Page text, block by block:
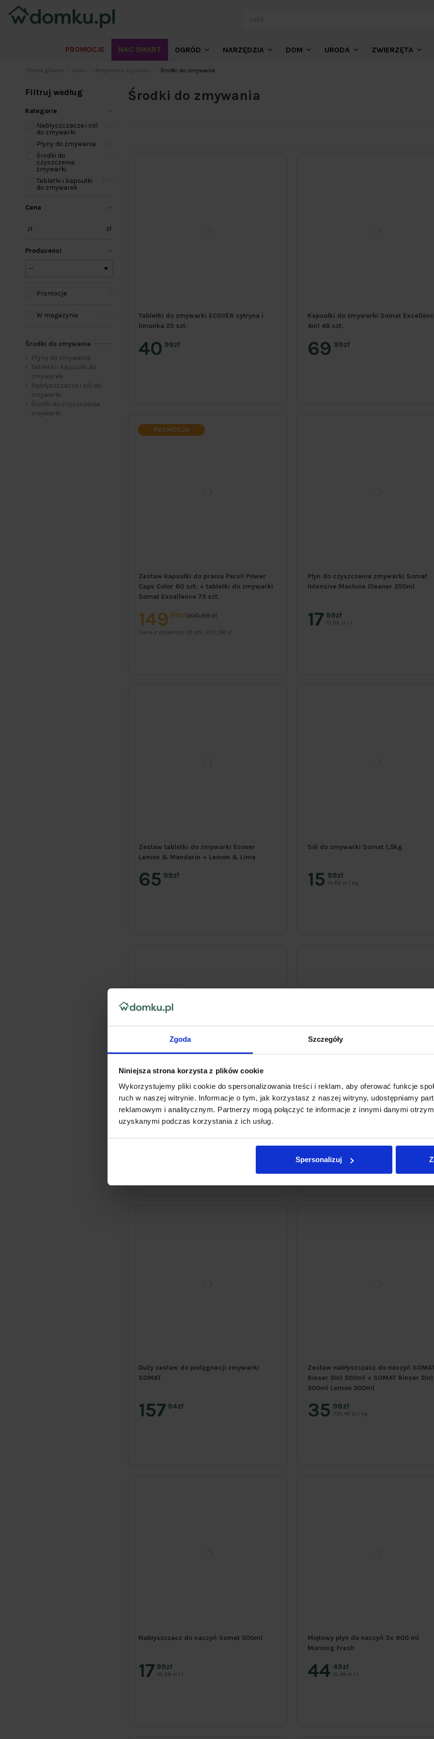
Zgoda Szczegóły
Niniejsza strona korzysta z plików cookie
Wykorzystujemy pliki cookie do spersonalizowania treści i reklam, aby oferować funkcje
ruch w naszej witrynie. Informacje o tym, jak korzystasz z naszej witryny, udostępniamy
reklamowym i analitycznym. Partnerzy mogą połączyć te informacje z innymi danymi
uzyskanymi podczas korzystania z ich usług.
Spersonalizuj
PROMOCJE NAC SMART OGRÓD NARZĘDZIA DOM URODA ZWIERZĘTA
Strona główna Dom Utrzymanie czystości Środki do zmywania
Środki do zmywania
Tabletki do zmywarki ECOVER cytryna i
limonka 25 szt.
40 99zł
Kapsułki do zmywarki Somat
4in1 48 szt.
69 99zł
PROMOCJA
Zestaw kapsułki do prania Persil Power
Caps Color 60 szt. + tabletki do zmywarki
Somat Excellence 75 szt.
149 99zł200,98 zł
Cena z ostatnich 30 dni: 200,98 zł
Płyn do czyszczenia zmywarki Somat
Intensive Machine Cleaner 250ml
17 99zł
71,96 zł / l
Zestaw tabletki do zmywarki Ecover
Lemon & Mandarin + Lemon & Lime
65 99zł
Sól do zmywarki Somat 1,5kg
15 99zł
10,66 zł / kg
Cytrynowy płyn nabłyszczający do naczyń
Somat 500ml
17
Tabletki do czyszczenia zmywarki
17
Duży zestaw do pielęgnacji zmywarki
SOMAT
157 94zł
Zestaw nabłyszczacz do naczyń
Rinser 2in1 500ml + SOMAT Rinser 2in1
500ml Lemon 500ml
35 98zł
705,49 zł / kg
Nabłyszczacz do naczyń Somat 500ml
17 99zł
35,98 zł / l
Miętowy płyn do naczyń 3x 900 ml
Morning Fresh
44 49zł
16,48 zł / l
Filtruj według
Kategorie
Nabłyszczacze i sól
do zmywarki
Płyny do zmywania
Środki do
czyszczenia
zmywarki
Tabletki i kapsułki
do zmywarek
Cena
zł zł
Producenci
Promocje
W magazynie
Środki do zmywania
Płyny do zmywania
Tabletki i kapsułki do
zmywarek
Nabłyszczacze i sól do
zmywarki
Środki do czyszczenia
zmywarki